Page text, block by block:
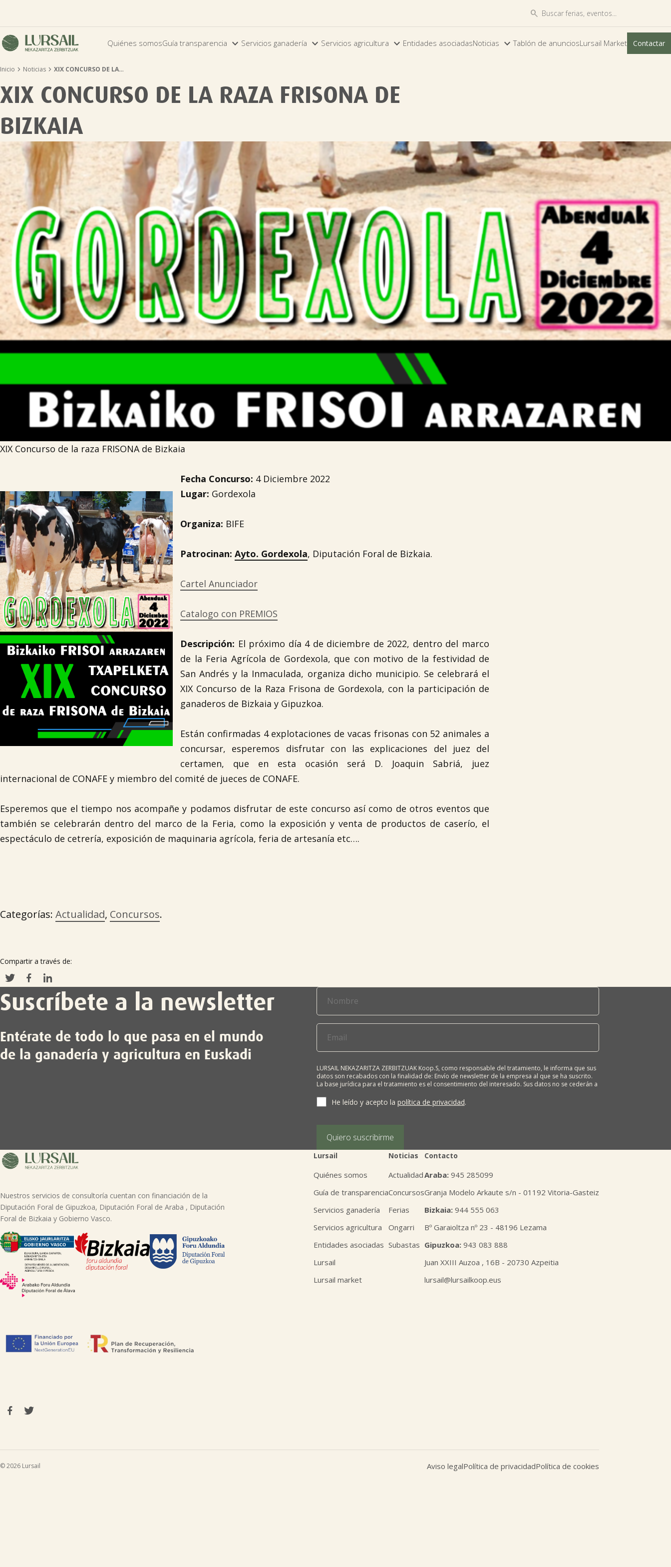


Quiénes somosGuía transparencia  Servicios ganadería  Servicios agricultura  Entidades asociadasNoticias Tablón de anunciosLursail Market Contactar
Inicio  Noticias  XIX CONCURSO DE LA…
XIX CONCURSO DE LA RAZA FRISONA DE
BIZKAIA
XIX Concurso de la raza FRISONA de Bizkaia
Fecha Concurso: 4 Diciembre 2022
Lugar: Gordexola
Organiza: BIFE
Patrocinan: Ayto. Gordexola, Diputación Foral de Bizkaia.
Cartel Anunciador
Catalogo con PREMIOS
Descripción: El próximo día 4 de diciembre de 2022, dentro del marco
de la Feria Agrícola de Gordexola, que con motivo de la festividad de
San Andrés y la Inmaculada, organiza dicho municipio. Se celebrará el
XIX Concurso de la Raza Frisona de Gordexola, con la participación de
ganaderos de Bizkaia y Gipuzkoa.
Están confirmadas 4 explotaciones de vacas frisonas con 52 animales a
concursar, esperemos disfrutar con las explicaciones del juez del
certamen, que en esta ocasión será D. Joaquin Sabriá, juez
internacional de CONAFE y miembro del comité de jueces de CONAFE.
Esperemos que el tiempo nos acompañe y podamos disfrutar de este concurso así como de otros eventos que
también se celebrarán dentro del marco de la Feria, como la exposición y venta de productos de caserío, el
espectáculo de cetrería, exposición de maquinaria agrícola, feria de artesanía etc….
Categorías: Actualidad, Concursos.
Compartir a través de:
Suscríbete a la newsletter
Entérate de todo lo que pasa en el mundo
de la ganadería y agricultura en Euskadi
LURSAIL NEKAZARITZA ZERBITZUAK Koop.S, como responsable del tratamiento, le informa que sus
datos son recabados con la finalidad de: Envío de newsletter de la empresa al que se ha suscrito.
La base jurídica para el tratamiento es el consentimiento del interesado. Sus datos no se cederán a
supresión, limitación del tratamiento, oposición o derecho a la portabilidad de sus datos
personales, escribiéndonos a la dirección de nuestras oficinas, GARAIOLTZA, Nº 23, 48196 LEZAMA-
He leído y acepto la política de privacidad.
Quiero suscribirme
Nuestros servicios de consultoría cuentan con financiación de la
Diputación Foral de Gipuzkoa, Diputación Foral de Araba , Diputación
Foral de Bizkaia y Gobierno Vasco.
Lursail
Quiénes somos
Guía de transparencia
Servicios ganadería
Servicios agricultura
Entidades asociadas
Lursail
Lursail market
Noticias
Actualidad
Concursos
Ferias
Ongarri
Subastas
Contacto
Araba: 945 285099
Granja Modelo Arkaute s/n - 01192 Vitoria-Gasteiz
Bizkaia: 944 555 063
Bº Garaioltza nº 23 - 48196 Lezama
Gipuzkoa: 943 083 888
Juan XXIII Auzoa , 16B - 20730 Azpeitia
lursail@lursailkoop.eus
© 2026 Lursail Aviso legalPolítica de privacidadPolítica de cookies